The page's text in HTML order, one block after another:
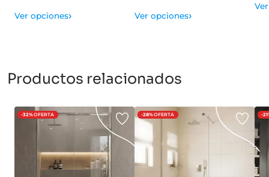
Ver opciones› Ver opciones›
Productos relacionados
-32%OFERTA -28%OFERTA -